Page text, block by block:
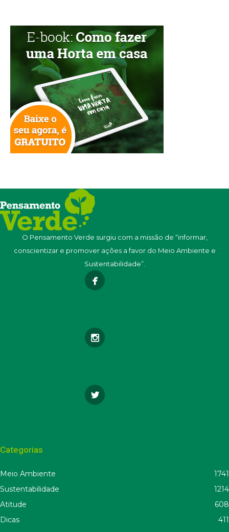
O Pensamento Verde surgiu com a missão de “informar,
conscientizar e promover ações a favor do Meio Ambiente e
Sustentabilidade”.
Categorias
Meio Ambiente
1741
Sustentabilidade
1214
Atitude
608
Dicas
411